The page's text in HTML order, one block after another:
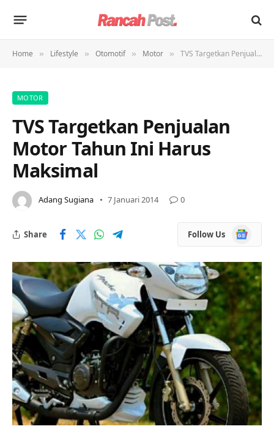
Home » Lifestyle » Otomotif » Motor » TVS Targetkan Penjualan Motor Tahun Ini Harus Maksimal
MOTOR
TVS Targetkan Penjualan
Motor Tahun Ini Harus
Maksimal
Adang Sugiana 7 Januari 2014 0
Share Follow Us
Google
News